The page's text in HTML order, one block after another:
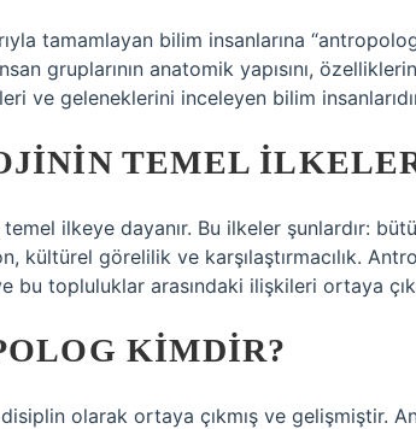
tamamlayan bilim insanlarına
gruplarının anatomik yapısını,
ve geleneklerini inceleyen bilim
TEMEL
ilkeye dayanır. Bu ilkeler şunlardır:
kültürel görelilik ve karşılaştırmacılık.
bu topluluklar arasındaki ilişkileri ortaya
KIMDIR?
olarak ortaya çıkmış ve gelişmiştir.